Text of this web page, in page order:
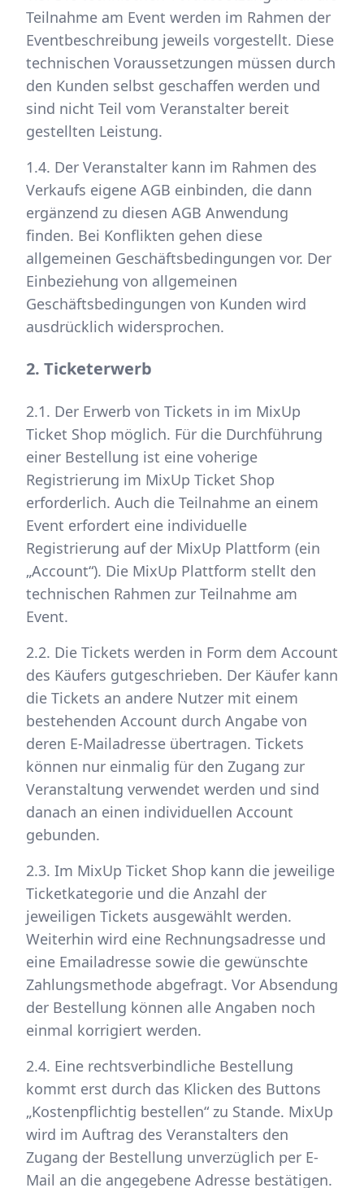
Teilnahme am Event werden im Rahmen der
Eventbeschreibung jeweils vorgestellt. Diese
technischen Voraussetzungen müssen durch
den Kunden selbst geschaffen werden und
sind nicht Teil vom Veranstalter bereit
gestellten Leistung.
1.4. Der Veranstalter kann im Rahmen des
Verkaufs eigene AGB einbinden, die dann
ergänzend zu diesen AGB Anwendung
finden. Bei Konflikten gehen diese
allgemeinen Geschäftsbedingungen vor. Der
Einbeziehung von allgemeinen
Geschäftsbedingungen von Kunden wird
ausdrücklich widersprochen.
2. Ticketerwerb
2.1. Der Erwerb von Tickets in im MixUp
Ticket Shop möglich. Für die Durchführung
einer Bestellung ist eine voherige
Registrierung im MixUp Ticket Shop
erforderlich. Auch die Teilnahme an einem
Event erfordert eine individuelle
Registrierung auf der MixUp Plattform (ein
„Account“). Die MixUp Plattform stellt den
technischen Rahmen zur Teilnahme am
Event.
2.2. Die Tickets werden in Form dem Account
des Käufers gutgeschrieben. Der Käufer kann
die Tickets an andere Nutzer mit einem
bestehenden Account durch Angabe von
deren E-Mailadresse übertragen. Tickets
können nur einmalig für den Zugang zur
Veranstaltung verwendet werden und sind
danach an einen individuellen Account
gebunden.
2.3. Im MixUp Ticket Shop kann die jeweilige
Ticketkategorie und die Anzahl der
jeweiligen Tickets ausgewählt werden.
Weiterhin wird eine Rechnungsadresse und
eine Emailadresse sowie die gewünschte
Zahlungsmethode abgefragt. Vor Absendung
der Bestellung können alle Angaben noch
einmal korrigiert werden.
2.4. Eine rechtsverbindliche Bestellung
kommt erst durch das Klicken des Buttons
„Kostenpflichtig bestellen“ zu Stande. MixUp
wird im Auftrag des Veranstalters den
Zugang der Bestellung unverzüglich per E-
Mail an die angegebene Adresse bestätigen.